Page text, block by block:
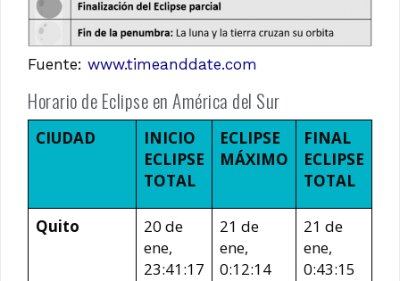
Fuente: www.timeanddate.com
Horario de Eclipse en América del Sur
CIUDAD
INICIO
ECLIPSE
TOTAL
ECLIPSE
MÁXIMO
FINAL
ECLIPSE
TOTAL
Quito
20 de
ene,
23:41:17
21 de
ene,
0:12:14
21 de
ene,
0:43:15